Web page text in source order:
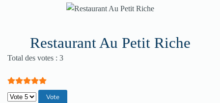
Restaurant Au Petit Riche
Vote utilisateur: 5/
Total des votes : 3
Veuillez voter